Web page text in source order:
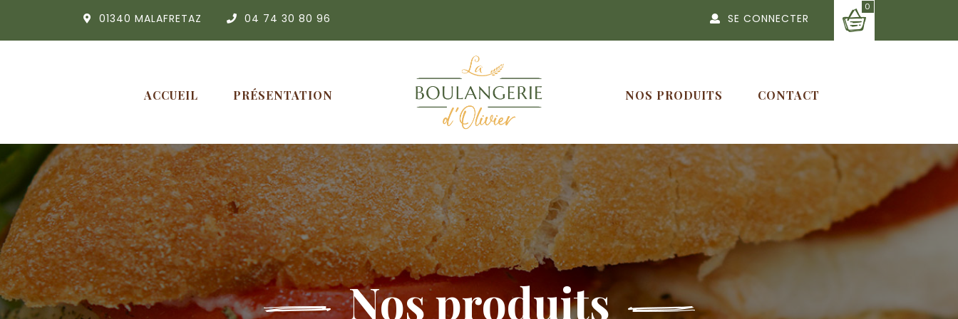
01340 MALAFRETAZ 04 74 30 80 96 SE CONNECTER
0
ACCUEIL PRÉSENTATION NOS PRODUITS CONTACT
Nos produits